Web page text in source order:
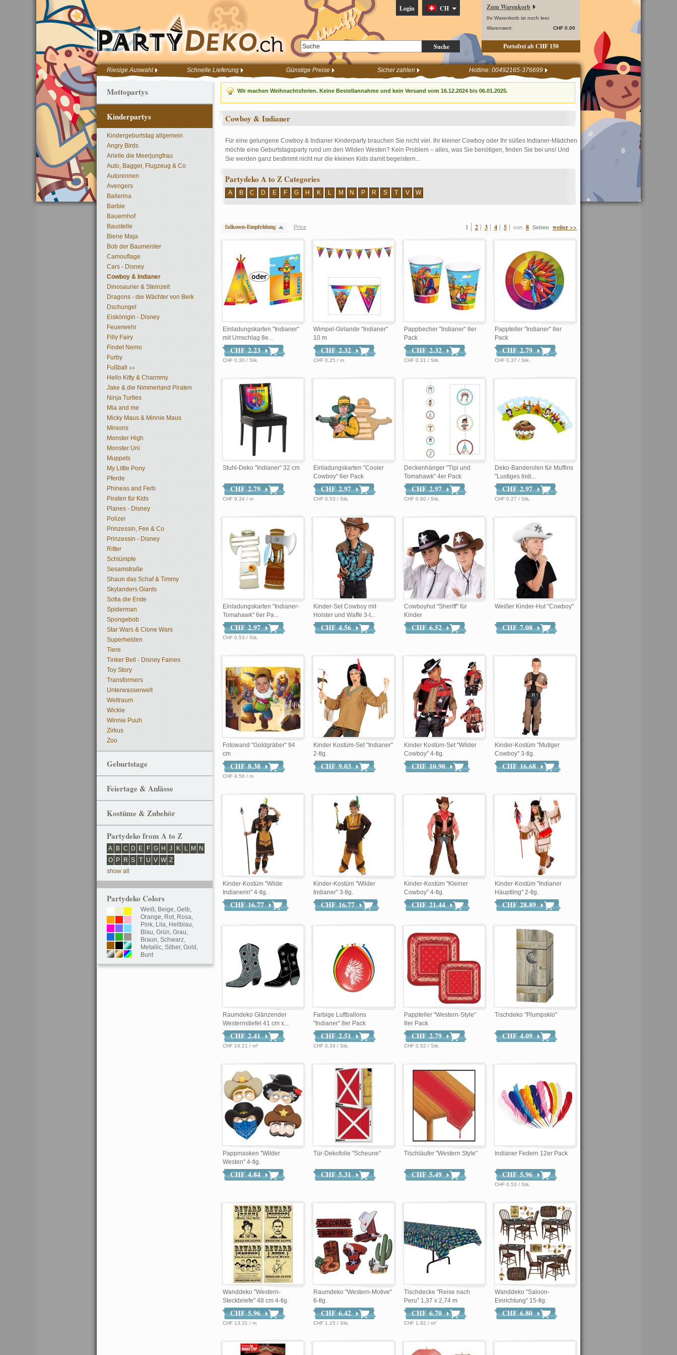
Suche
Login CH Zum Warenkorb
Ihr Warenkorb ist noch leer.
Warenwert:
CHF 0.00
Portofrei ab CHF 150
Riesige Auswahl Schnelle Lieferung Günstige Preise Sicher zahlen Hotline: 00492165-376699
Wir machen Weihnachtsferien. Keine Bestellannahme und kein Versand vom 16.12.2024 bis 06.01.2025.
Cowboy & Indianer
Für eine gelungene Cowboy & Indianer Kinderparty brauchen Sie nicht viel. Ihr kleiner Cowboy oder Ihr süßes Indianer-Mädchen
möchte eine Geburtstagsparty rund um den Wilden Westen? Kein Problem – alles, was Sie benötigen, finden Sie bei uns! Und
Sie werden ganz bestimmt nicht nur die kleinen Kids damit begeistern...
Partydeko A to Z Categories
A B C D E F G H K L M N P R S T V W
1 2 3 4 5 von 8 Seiten weiter >>
falksson-Empfehlung Price
Einladungskarten "Indianer"
mit Umschlag 8e...
CHF 2.23
CHF 0.30 / Stk.
Wimpel-Girlande "Indianer"
10 m
CHF 2.32
CHF 0.25 / m
Pappbecher "Indianer" 8er
Pack
CHF 2.32
CHF 0.31 / Stk.
Pappteller "Indianer" 8er
Pack
CHF 2.79
CHF 0.37 / Stk.
Stuhl-Deko "Indianer" 32 cm
CHF 2.79
CHF 9.34 / m
Einladungskarten "Cooler
Cowboy" 6er Pack
CHF 2.97
CHF 0.53 / Stk.
Deckenhänger "Tipi und
Tomahawk" 4er Pack
CHF 2.97
CHF 0.80 / Stk.
Deko-Banderolen für Muffins
"Lustiges Indi...
CHF 2.97
CHF 0.27 / Stk.
Einladungskarten "Indianer-
Tomahawk" 6er Pa...
CHF 2.97
CHF 0.53 / Stk.
Kinder-Set Cowboy mit
Holster und Waffe 3-t...
CHF 4.56
Cowboyhut "Sheriff" für
Kinder
CHF 6.52
Weißer Kinder-Hut "Cowboy"
CHF 7.08
Fotowand "Goldgräber" 94
cm
CHF 8.38
CHF 9.56 / m
Kinder Kostüm-Set "Indianer"
2-tlg.
CHF 9.03
Kinder Kostüm-Set "Wilder
Cowboy" 4-tlg.
CHF 10.90
Kinder-Kostüm "Mutiger
Cowboy" 3-tlg.
CHF 16.68
Kinder-Kostüm "Wilde
Indianerin" 4-tlg.
CHF 16.77
Kinder-Kostüm "Wilder
Indianer" 3-tlg.
CHF 16.77
Kinder-Kostüm "Kleiner
Cowboy" 4-tlg.
CHF 21.44
Kinder-Kostüm "Indianer
Häuptling" 2-tlg.
CHF 28.89
Raumdeko Glänzender
Westernstiefel 41 cm x...
CHF 2.41
CHF 24.21 / m²
Farbige Luftballons
"Indianer" 8er Pack
CHF 2.51
CHF 0.34 / Stk.
Pappteller "Western-Style"
8er Pack
CHF 2.79
CHF 0.52 / Stk.
Tischdeko "Plumpsklo"
CHF 4.09
Pappmasken "Wilder
Westen" 4-tlg.
CHF 4.84
Tür-Dekofolie "Scheune"
CHF 5.31
Tischläufer "Western Style"
CHF 5.49
Indianer Federn 12er Pack
CHF 5.96
CHF 0.53 / Stk.
Wanddeko "Western-
Steckbriefe" 48 cm 4-tlg.
CHF 5.96
CHF 13.31 / m
Raumdeko "Western-Motive"
6-tlg.
CHF 6.42
CHF 1.15 / Stk.
Tischdecke "Reise nach
Peru" 1,37 x 2,74 m
CHF 6.70
CHF 1.92 / m²
Wanddeko "Saloon-
Einrichtung" 15-tlg.
CHF 6.80
Mottopartys
Kinderpartys
Kindergeburtstag allgemein
Angry Birds
Arielle die Meerjungfrau
Auto, Bagger, Flugzeug & Co
Autorennen
Avengers
Ballerina
Barbie
Bauernhof
Baustelle
Biene Maja
Bob der Baumeister
Camouflage
Cars - Disney
Cowboy & Indianer
Dinosaurier & Steinzeit
Dragons - die Wächter von Berk
Dschungel
Eiskönigin - Disney
Feuerwehr
Filly Fairy
Findet Nemo
Furby
Fußball
Hello Kitty & Charmmy
Jake & die Nimmerland Piraten
Ninja Turtles
Mia and me
Micky Maus & Minnie Maus
Minions
Monster High
Monster Uni
Muppets
My Little Pony
Pferde
Phineas and Ferb
Piraten für Kids
Planes - Disney
Polizei
Prinzessin, Fee & Co
Prinzessin - Disney
Ritter
Schlümpfe
Sesamstraße
Shaun das Schaf & Timmy
Skylanders Giants
Sofia die Erste
Spiderman
Spongebob
Star Wars & Clone Wars
Superhelden
Tiere
Tinker Bell - Disney Fairies
Toy Story
Transformers
Unterwasserwelt
Weltraum
Wickie
Winnie Puuh
Zirkus
Zoo
Geburtstage
Feiertage & Anlässe
Kostüme & Zubehör
Partydeko from A to Z
A B C D E F G H J K L M
N
O
P R S T U V W Z
show all
Partydeko Colors
Weiß, Beige, Gelb,
Orange, Rot, Rosa,
Pink, Lila, Hellblau,
Blau, Grün, Grau,
Braun, Schwarz,
Metallic, Silber, Gold ,
Bunt